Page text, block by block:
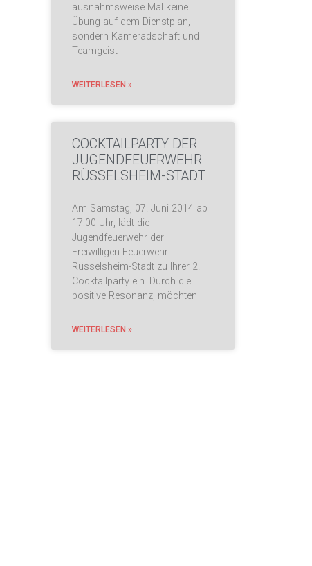
ausnahmsweise Mal keine
Übung auf dem Dienstplan,
sondern Kameradschaft und
Teamgeist
WEITERLESEN »
COCKTAILPARTY DER
JUGENDFEUERWEHR
RÜSSELSHEIM-STADT
Am Samstag, 07. Juni 2014 ab
17:00 Uhr, lädt die
Jugendfeuerwehr der
Freiwilligen Feuerwehr
Rüsselsheim-Stadt zu Ihrer 2.
Cocktailparty ein. Durch die
positive Resonanz, möchten
WEITERLESEN »